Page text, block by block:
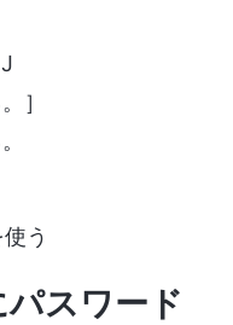
］
う
スワード